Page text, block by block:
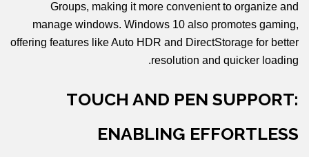
Groups, making it more convenient to organize and
manage windows. Windows 10 also promotes gaming,
offering features like Auto HDR and DirectStorage for better
resolution and quicker loading.
TOUCH AND PEN SUPPORT:
ENABLING EFFORTLESS